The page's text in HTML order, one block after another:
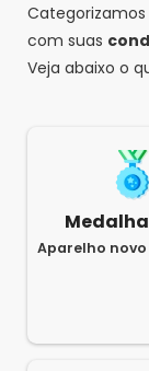
com suas
Veja abaixo o
Aparelho